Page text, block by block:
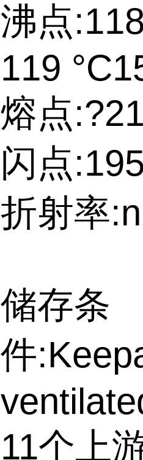
沸点
119
熔点
闪点
折射率
储存条
件
11个上